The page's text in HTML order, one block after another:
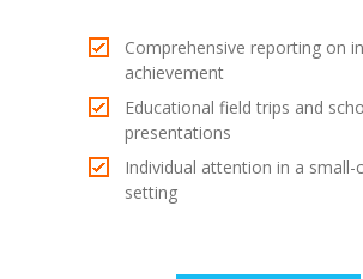
Comprehensive reporting on
achievement
Educational field trips and
presentations
Individual attention in a small-
setting